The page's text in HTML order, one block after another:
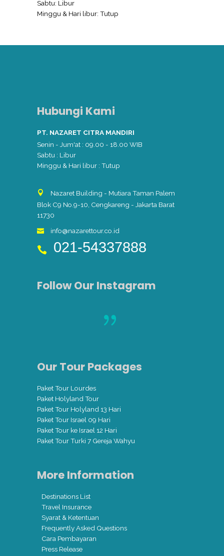
Sabtu: Libur
Minggu & Hari libur: Tutup
Hubungi Kami
PT. NAZARET CITRA MANDIRI
Senin - Jum'at : 09.00 - 18.00 WIB
Sabtu : Libur
Minggu & Hari libur : Tutup
Nazaret Building - Mutiara Taman Palem
Blok C9 No.9-10, Cengkareng - Jakarta Barat
11730
info@nazarettour.co.id
021-54337888
Follow Our Instagram
Our Tour Packages
Paket Tour Lourdes
Paket Holyland Tour
Paket Tour Holyland 13 Hari
Paket Tour Israel 09 Hari
Paket Tour ke Israel 12 Hari
Paket Tour Turki 7 Gereja Wahyu
More Information
Destinations List
Travel Insurance
Syarat & Ketentuan
Frequently Asked Questions
Cara Pembayaran
Press Release